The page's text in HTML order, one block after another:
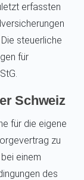
erfassten
steuerliche
für
Schweiz
für die eigene
zu
einem
des